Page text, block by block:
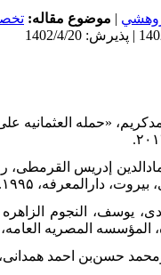
| موضوع مقاله:
إدریس
دارالمعرفه، ۱۹۹۵.
یوسف‌، النجوم
المصریه العامه، ۱۹۷۲.